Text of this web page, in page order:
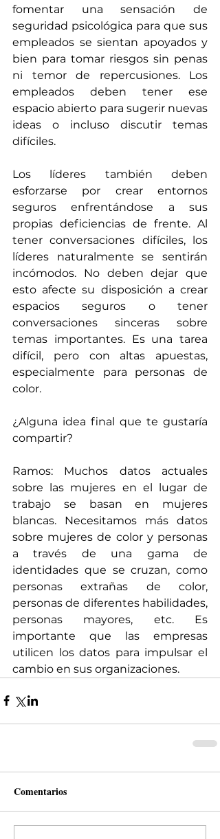
fomentar una sensación de
seguridad psicológica para que sus
empleados se sientan apoyados y
bien para tomar riesgos sin penas
ni temor de repercusiones. Los
empleados deben tener ese
espacio abierto para sugerir nuevas
ideas o incluso discutir temas
difíciles.
Los líderes también deben
esforzarse por crear entornos
seguros enfrentándose a sus
propias deficiencias de frente. Al
tener conversaciones difíciles, los
líderes naturalmente se sentirán
incómodos. No deben dejar que
esto afecte su disposición a crear
espacios seguros o tener
conversaciones sinceras sobre
temas importantes. Es una tarea
difícil, pero con altas apuestas,
especialmente para personas de
color.
¿Alguna idea final que te gustaría
compartir?
Ramos: Muchos datos actuales
sobre las mujeres en el lugar de
trabajo se basan en mujeres
blancas. Necesitamos más datos
sobre mujeres de color y personas
a través de una gama de
identidades que se cruzan, como
personas extrañas de color,
personas de diferentes habilidades,
personas mayores, etc. Es
importante que las empresas
utilicen los datos para impulsar el
cambio en sus organizaciones.
Comentarios